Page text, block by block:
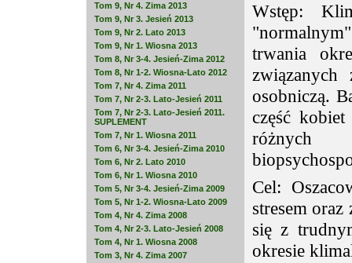
Tom 9, Nr 4. Zima 2013
Tom 9, Nr 3. Jesień 2013
Tom 9, Nr 2. Lato 2013
Tom 9, Nr 1. Wiosna 2013
Tom 8, Nr 3-4. Jesień-Zima 2012
Tom 8, Nr 1-2. Wiosna-Lato 2012
Tom 7, Nr 4. Zima 2011
Tom 7, Nr 2-3. Lato-Jesień 2011
Tom 7, Nr 2-3. Lato-Jesień 2011.
SUPLEMENT
Tom 7, Nr 1. Wiosna 2011
Tom 6, Nr 3-4. Jesień-Zima 2010
Tom 6, Nr 2. Lato 2010
Tom 6, Nr 1. Wiosna 2010
Tom 5, Nr 3-4. Jesień-Zima 2009
Tom 5, Nr 1-2. Wiosna-Lato 2009
Tom 4, Nr 4. Zima 2008
Tom 4, Nr 2-3. Lato-Jesień 2008
Tom 4, Nr 1. Wiosna 2008
Tom 3, Nr 4. Zima 2007
Wstęp:
trwania
osobniczą.
część
Cel:
stresem oraz
się z
okresie